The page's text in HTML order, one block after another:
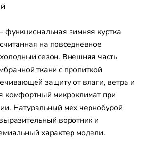
зимняя куртка
на повседневное
сезон. Внешняя часть
ткани с пропиткой
защиту от влаги, ветра и
комфортный микроклимат при
Натуральный мех чернобурой
воротник и
характер модели.